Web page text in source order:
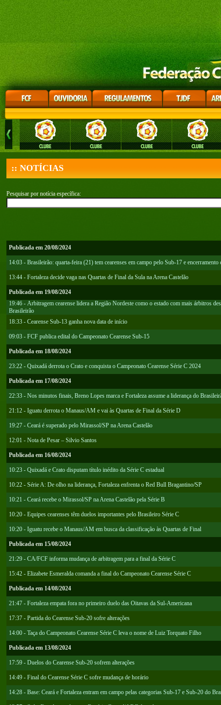
:: NOTÍCIAS
Pesquisar por notícia específica:
Publicada em 20/08/2024
14:03 - Brasileirão: quarta-feira (21) tem cearenses em campo pelo Sub-17 e encerramento
13:44 - Fortaleza decide vaga nas Quartas de Final da Sula na Arena Castelão
Publicada em 19/08/2024
19:46 - Arbitragem cearense lidera a Região Nordeste como o estado com mais árbitros
Brasileirão
18:33 - Cearense Sub-13 ganha nova data de início
09:03 - FCF publica edital do Campeonato Cearense Sub-15
Publicada em 18/08/2024
23:22 - Quixadá derrota o Crato e conquista o Campeonato Cearense Série C 2024
Publicada em 17/08/2024
22:33 - Nos minutos finais, Breno Lopes marca e Fortaleza assume a liderança do
21:12 - Iguatu derrota o Manaus/AM e vai às Quartas de Final da Série D
19:27 - Ceará é superado pelo Mirassol/SP na Arena Castelão
12:01 - Nota de Pesar – Silvio Santos
Publicada em 16/08/2024
10:23 - Quixadá e Crato disputam título inédito da Série C estadual
10:22 - Série A: De olho na liderança, Fortaleza enfrenta o Red Bull Bragantino/SP
10:21 - Ceará recebe o Mirassol/SP na Arena Castelão pela Série B
10:20 - Equipes cearenses têm duelos importantes pelo Brasileiro Série C
10:20 - Iguatu recebe o Manaus/AM em busca da classificação às Quartas de Final
Publicada em 15/08/2024
21:29 - CA/FCF informa mudança de arbitragem para a final da Série C
15:42 - Elizabete Esmeralda comanda a final do Campeonato Cearense Série C
Publicada em 14/08/2024
21:47 - Fortaleza empata fora no primeiro duelo das Oitavas da Sul-Americana
17:37 - Partida do Cearense Sub-20 sofre alterações
14:00 - Taça do Campeonato Cearense Série C leva o nome de Luiz Torquato Filho
Publicada em 13/08/2024
17:59 - Duelos do Cearense Sub-20 sofrem alterações
14:49 - Final do Cearense Série C sofre mudança de horário
14:28 - Base: Ceará e Fortaleza entram em campo pelas categorias Sub-17 e Sub-20 do